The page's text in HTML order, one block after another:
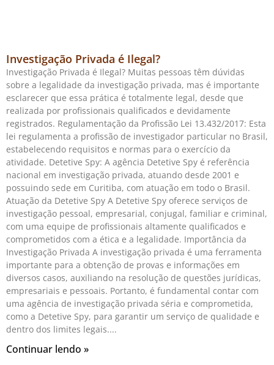
Investigação Privada é Ilegal?
Investigação Privada é Ilegal? Muitas pessoas têm dúvidas
sobre a legalidade da investigação privada, mas é importante
esclarecer que essa prática é totalmente legal, desde que
realizada por profissionais qualificados e devidamente
registrados. Regulamentação da Profissão Lei 13.432/2017: Esta
lei regulamenta a profissão de investigador particular no Brasil,
estabelecendo requisitos e normas para o exercício da
atividade. Detetive Spy: A agência Detetive Spy é referência
nacional em investigação privada, atuando desde 2001 e
possuindo sede em Curitiba, com atuação em todo o Brasil.
Atuação da Detetive Spy A Detetive Spy oferece serviços de
investigação pessoal, empresarial, conjugal, familiar e criminal,
com uma equipe de profissionais altamente qualificados e
comprometidos com a ética e a legalidade. Importância da
Investigação Privada A investigação privada é uma ferramenta
importante para a obtenção de provas e informações em
diversos casos, auxiliando na resolução de questões jurídicas,
empresariais e pessoais. Portanto, é fundamental contar com
uma agência de investigação privada séria e comprometida,
como a Detetive Spy, para garantir um serviço de qualidade e
dentro dos limites legais.
Continuar lendo »